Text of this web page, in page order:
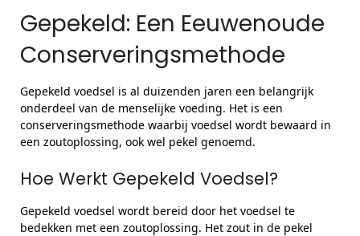
Gepekeld: Een Eeuwenoude
Conserveringsmethode
Gepekeld voedsel is al duizenden jaren een belangrijk
onderdeel van de menselijke voeding. Het is een
conserveringsmethode waarbij voedsel wordt bewaard in
een zoutoplossing, ook wel pekel genoemd.
Hoe Werkt Gepekeld Voedsel?
Gepekeld voedsel wordt bereid door het voedsel te
bedekken met een zoutoplossing. Het zout in de pekel